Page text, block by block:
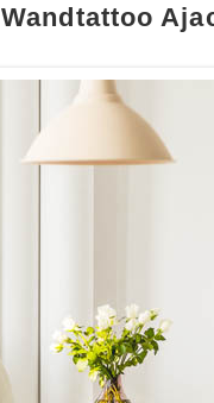
Wandtattoo